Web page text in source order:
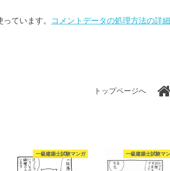
ています。
コメントデータの処理方法の詳
トップページへ
一級建築士試験マンガ 一級建築士試験マ